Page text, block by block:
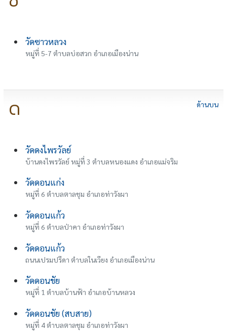
วัดซาวหลวง
หมู่ที่ 5-7 ตำบลบ่อสวก อำเภอเมืองน่าน
ด้านบน
ด
วัดดงไพรวัลย์
บ้านดงไพรวัลย์ หมู่ที่ 3 ตำบลหนองแดง อำเภอแม่จริม
วัดดอนแก่ง
หมู่ที่ 6 ตำบลตาลชุม อำเภอท่าวังผา
วัดดอนแก้ว
หมู่ที่ 6 ตำบลป่าคา อำเภอท่าวังผา
วัดดอนแก้ว
ถนนเปรมปรีดา ตำบลในเวียง อำเภอเมืองน่าน
วัดดอนชัย
หมู่ที่ 1 ตำบลบ้านฟ้า อำเภอบ้านหลวง
วัดดอนชัย (สบสาย)
หมู่ที่ 4 ตำบลตาลชุม อำเภอท่าวังผา